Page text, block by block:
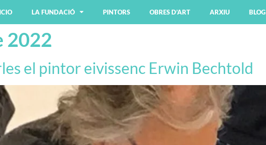
LA FUNDACIÓ PINTORS OBRES D’ART ARXIU BLOG
2022
el pintor eivissenc Erwin Bechtold